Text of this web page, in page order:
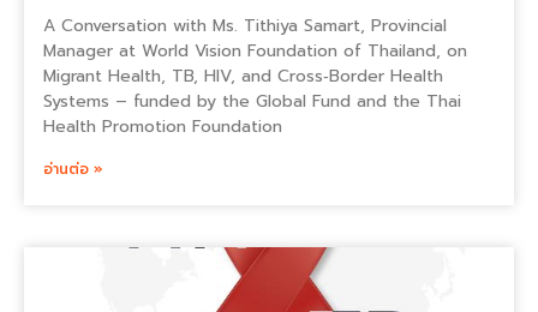
A Conversation with Ms. Tithiya Samart, Provincial
Manager at World Vision Foundation of Thailand, on
Migrant Health, TB, HIV, and Cross‑Border Health
Systems – funded by the Global Fund and the Thai
Health Promotion Foundation
อ่านต่อ »